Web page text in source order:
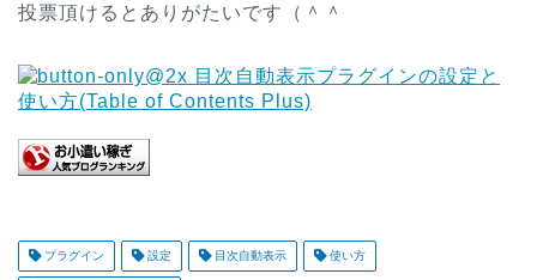
投票頂けるとありがたいです（＾＾
プラグイン 設定 目次自動表示 使い方